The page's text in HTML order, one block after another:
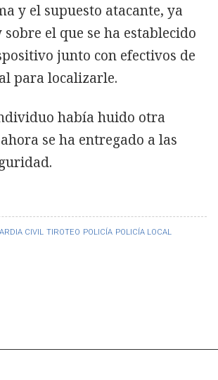
CIVIL TIROTEO POLICÍA POLICÍA LOCAL
y el supuesto atacante, ya
el que se ha establecido
junto con efectivos de
para localizarle.
había huido otra
se ha entregado a las